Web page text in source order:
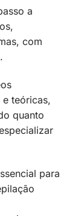
a
com
teóricas,
quanto
para